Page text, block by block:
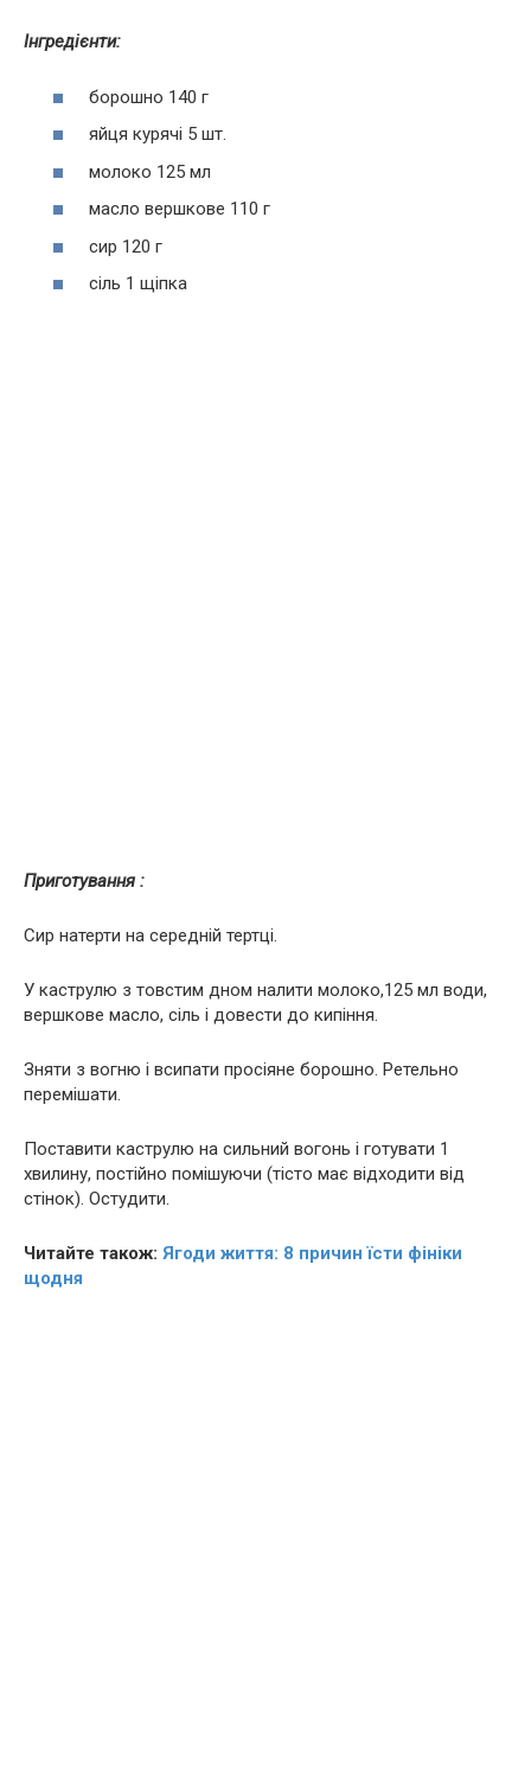
Інгредієнти:
борошно 140 г
яйця курячі 5 шт.
молоко 125 мл
масло вершкове 110 г
сир 120 г
сіль 1 щіпка
Приготування :
Сир натерти на середній тертці.
У каструлю з товстим дном налити молоко,125 мл води,
вершкове масло, сіль і довести до кипіння.
Зняти з вогню і всипати просіяне борошно. Ретельно
перемішати.
Поставити каструлю на сильний вогонь і готувати 1
хвилину, постійно помішуючи (тісто має відходити від
стінок). Остудити.
Читайте також: Ягоди життя: 8 причин їсти фініки
щодня